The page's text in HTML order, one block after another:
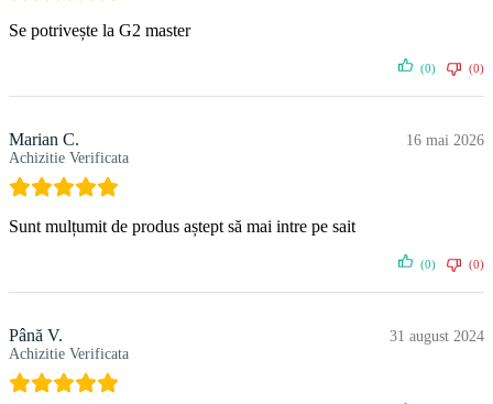
Se potrivește la G2 master
(0) (0)
Marian C.
Achizitie Verificata
16 mai 2026
Sunt mulțumit de produs aștept să mai intre pe sait
(0) (0)
Până V.
Achizitie Verificata
31 august 2024